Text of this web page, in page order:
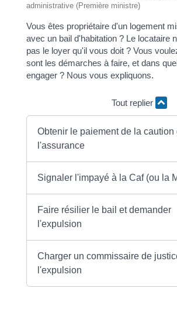
administrative (Première ministre)
Vous êtes propriétaire d'un logement
avec un bail d'habitation ? Le locataire
pas le loyer qu'il vous doit ? Vous
sont les démarches à faire, et dans
engager ? Nous vous expliquons.
Tout replier
Obtenir le paiement de la caution
l'assurance
Signaler l'impayé à la Caf (ou la
Faire résilier le bail et demander
l'expulsion
Charger un commissaire de
l'expulsion